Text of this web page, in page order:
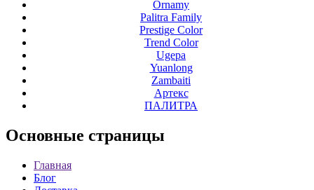
Ornamy
Palitra Family
Prestige Color
Trend Color
Ugepa
Yuanlong
Zambaiti
Артекс
ПАЛИТРА
Основные страницы
Главная
Блог